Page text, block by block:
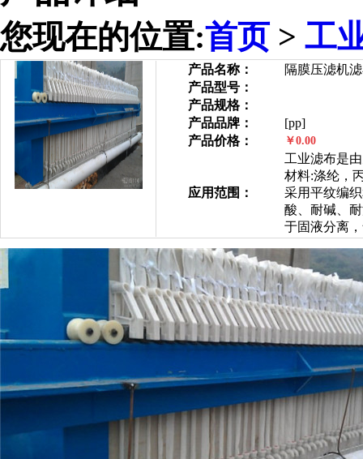
您现在的位置:首页> 工
产品名称：
隔膜压滤机
产品型号：
产品规格：
产品品牌：
[pp]
产品价格：
￥0.00
应用范围：
工业滤布是
材料:涤纶，
采用平纹编
酸、耐碱、
于固液分离